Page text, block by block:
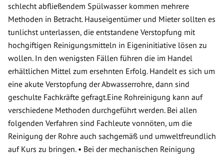
schlecht abfließendem Spülwasser kommen mehrere
Methoden in Betracht. Hauseigentümer und Mieter sollten es
tunlichst unterlassen, die entstandene Verstopfung mit
hochgiftigen Reinigungsmitteln in Eigeninitiative lösen zu
wollen. In den wenigsten Fällen führen die im Handel
erhältlichen Mittel zum ersehnten Erfolg. Handelt es sich um
eine akute Verstopfung der Abwasserrohre, dann sind
geschulte Fachkräfte gefragt.Eine Rohreinigung kann auf
verschiedene Methoden durchgeführt werden. Bei allen
folgenden Verfahren sind Fachleute vonnöten, um die
Reinigung der Rohre auch sachgemäß und umweltfreundlich
auf Kurs zu bringen. • Bei der mechanischen Reinigung